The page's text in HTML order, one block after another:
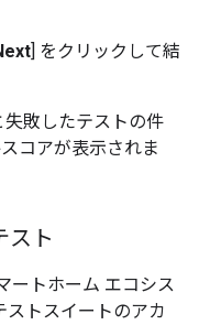
] をクリックして結
敗したテストの件
コアが表示されま
スト
ートホーム エコシス
ストスイートのアカ